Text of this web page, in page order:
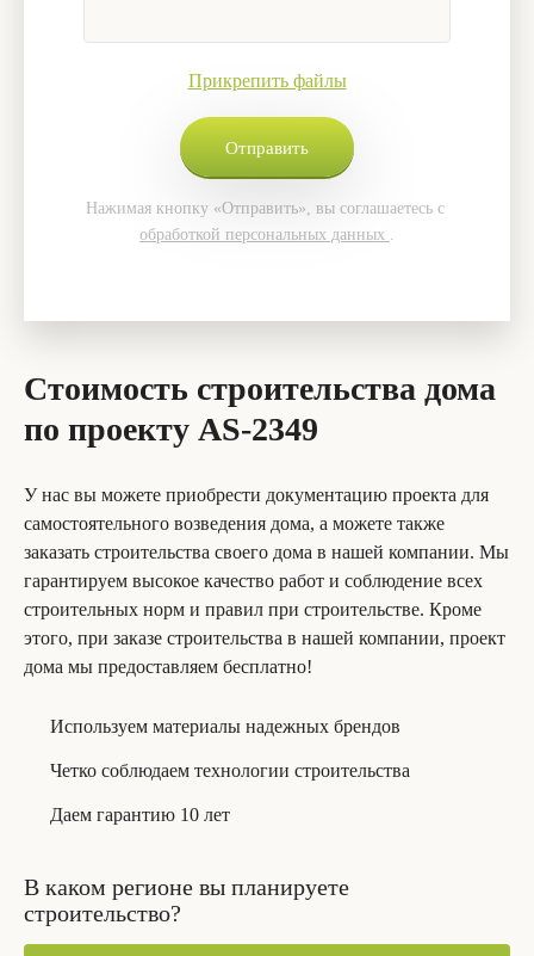
Прикрепить файлы
Нажимая кнопку «Отправить», вы соглашаетесь с
обработкой персональных данных .
Стоимость строительства дома
по проекту AS-2349
У нас вы можете приобрести документацию проекта для
самостоятельного возведения дома, а можете также
заказать строительства своего дома в нашей компании. Мы
гарантируем высокое качество работ и соблюдение всех
строительных норм и правил при строительстве. Кроме
этого, при заказе строительства в нашей компании, проект
дома мы предоставляем бесплатно!
Используем материалы надежных брендов
Четко соблюдаем технологии строительства
Даем гарантию 10 лет
В каком регионе вы планируете
строительство?